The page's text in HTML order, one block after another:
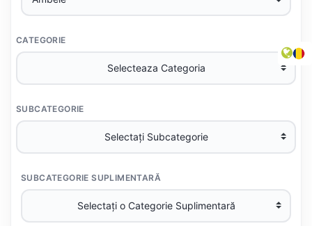
CATEGORIE
SUBCATEGORIE
SUBCATEGORIE SUPLIMENTARĂ